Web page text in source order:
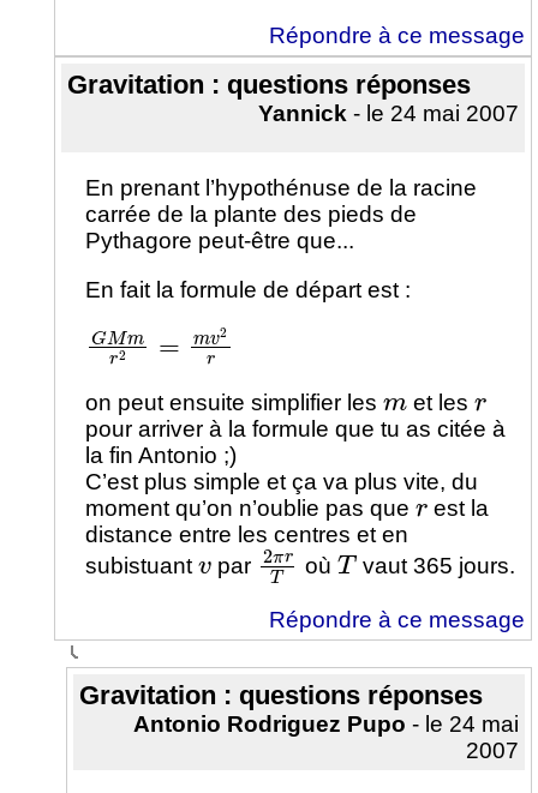
Répondre à ce message
Gravitation : questions réponses
Yannick - le 24 mai 2007
En prenant l’hypothénuse de la racine
carrée de la plante des pieds de
Pythagore peut-être que...
En fait la formule de départ est :
GMm mv
on peut ensuite simplifier les et les
pour arriver à la formule que tu as citée à
la fin Antonio ;)
C’est plus simple et ça va plus vite, du
moment qu’on n’oublie pas que
r
est la
distance entre les centres et en
subistuant
v
par
2πrT
où
T
vaut 365 jours.
Répondre à ce message
Gravitation : questions réponses
Antonio Rodriguez Pupo - le 24 mai
2007